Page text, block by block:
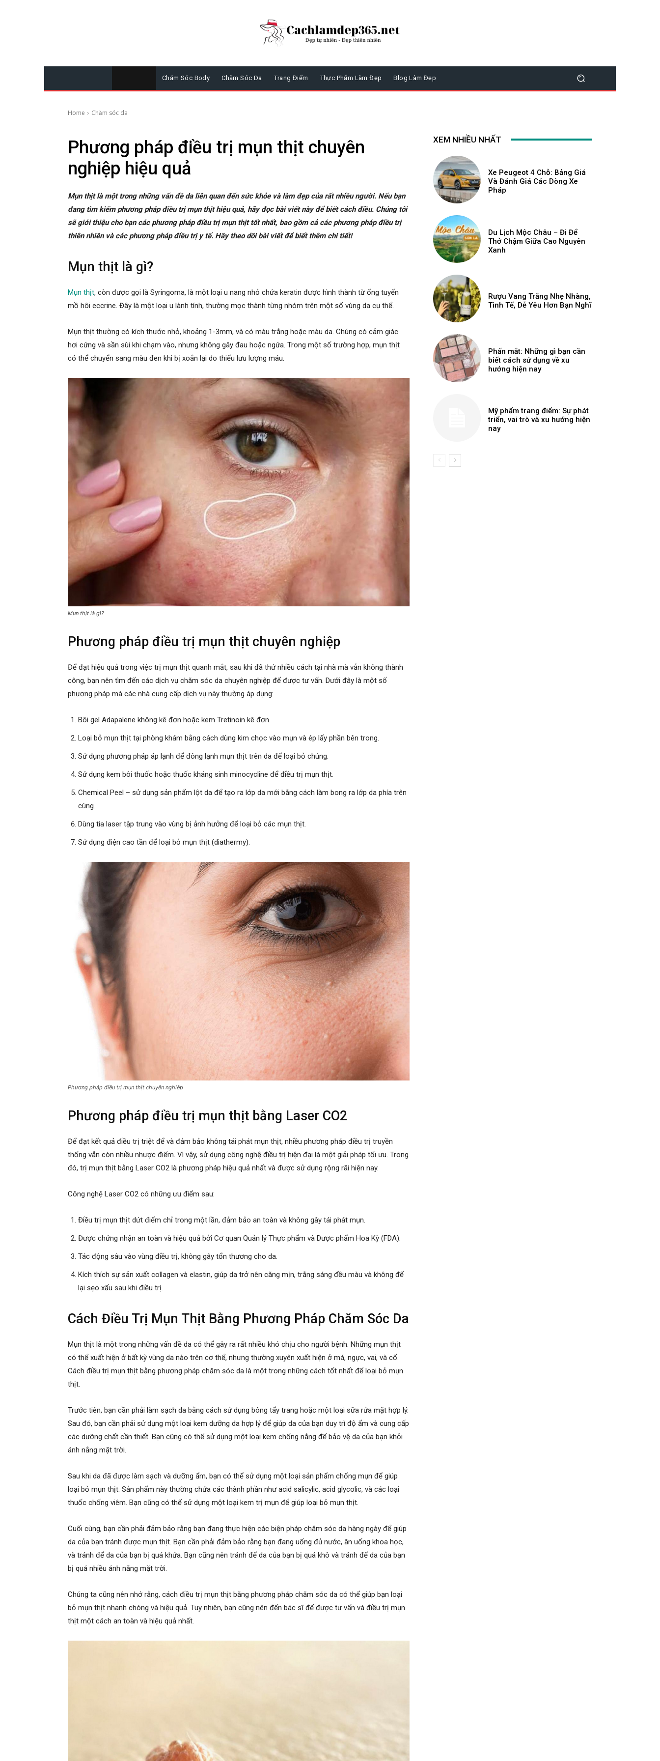
Chăm Sóc Body Chăm Sóc Da Trang Điểm Thực Phẩm Làm Đẹp Blog Làm Đẹp
Home Chăm sóc da
Phương pháp điều trị mụn thịt chuyên
nghiệp hiệu quả
Mụn thịt là một trong những vấn đề da liên quan đến sức khỏe và làm đẹp của rất nhiều người. Nếu bạn
đang tìm kiếm phương pháp điều trị mụn thịt hiệu quả, hãy đọc bài viết này để biết cách điều. Chúng tôi
sẽ giới thiệu cho bạn các phương pháp điều trị mụn thịt tốt nhất, bao gồm cả các phương pháp điều trị
thiên nhiên và các phương pháp điều trị y tế. Hãy theo dõi bài viết để biết thêm chi tiết!
Mụn thịt là gì?
Mụn thịt, còn được gọi là Syringoma, là một loại u nang nhỏ chứa keratin được hình thành từ ống tuyến
mồ hôi eccrine. Đây là một loại u lành tính, thường mọc thành từng nhóm trên một số vùng da cụ thể.
Mụn thịt thường có kích thước nhỏ, khoảng 1-3mm, và có màu trắng hoặc màu da. Chúng có cảm giác
hơi cứng và sần sùi khi chạm vào, nhưng không gây đau hoặc ngứa. Trong một số trường hợp, mụn thịt
có thể chuyển sang màu đen khi bị xoắn lại do thiếu lưu lượng máu.
Mụn thịt là gì?
Phương pháp điều trị mụn thịt chuyên nghiệp
Để đạt hiệu quả trong việc trị mụn thịt quanh mắt, sau khi đã thử nhiều cách tại nhà mà vẫn không thành
công, bạn nên tìm đến các dịch vụ chăm sóc da chuyên nghiệp để được tư vấn. Dưới đây là một số
phương pháp mà các nhà cung cấp dịch vụ này thường áp dụng:
Bôi gel Adapalene không kê đơn hoặc kem Tretinoin kê đơn.
Loại bỏ mụn thịt tại phòng khám bằng cách dùng kim chọc vào mụn và ép lấy phần bên trong.
Sử dụng phương pháp áp lạnh để đông lạnh mụn thịt trên da để loại bỏ chúng.
Sử dụng kem bôi thuốc hoặc thuốc kháng sinh minocycline để điều trị mụn thịt.
Chemical Peel – sử dụng sản phẩm lột da để tạo ra lớp da mới bằng cách làm bong ra lớp da phía trên
cùng.
Dùng tia laser tập trung vào vùng bị ảnh hưởng để loại bỏ các mụn thịt.
Sử dụng điện cao tần để loại bỏ mụn thịt (diathermy).
Phương pháp điều trị mụn thịt chuyên nghiệp
Phương pháp điều trị mụn thịt bằng Laser CO2
Để đạt kết quả điều trị triệt để và đảm bảo không tái phát mụn thịt, nhiều phương pháp điều trị truyền
thống vẫn còn nhiều nhược điểm. Vì vậy, sử dụng công nghệ điều trị hiện đại là một giải pháp tối ưu. Trong
đó, trị mụn thịt bằng Laser CO2 là phương pháp hiệu quả nhất và được sử dụng rộng rãi hiện nay.
Công nghệ Laser CO2 có những ưu điểm sau:
Điều trị mụn thịt dứt điểm chỉ trong một lần, đảm bảo an toàn và không gây tái phát mụn.
Được chứng nhận an toàn và hiệu quả bởi Cơ quan Quản lý Thực phẩm và Dược phẩm Hoa Kỳ (FDA).
Tác động sâu vào vùng điều trị, không gây tổn thương cho da.
Kích thích sự sản xuất collagen và elastin, giúp da trở nên căng mịn, trắng sáng đều màu và không để
lại sẹo xấu sau khi điều trị.
Cách Điều Trị Mụn Thịt Bằng Phương Pháp Chăm Sóc Da
Mụn thịt là một trong những vấn đề da có thể gây ra rất nhiều khó chịu cho người bệnh. Những mụn thịt
có thể xuất hiện ở bất kỳ vùng da nào trên cơ thể, nhưng thường xuyên xuất hiện ở má, ngực, vai, và cổ.
Cách điều trị mụn thịt bằng phương pháp chăm sóc da là một trong những cách tốt nhất để loại bỏ mụn
thịt.
Trước tiên, bạn cần phải làm sạch da bằng cách sử dụng bông tẩy trang hoặc một loại sữa rửa mặt hợp lý.
Sau đó, bạn cần phải sử dụng một loại kem dưỡng da hợp lý để giúp da của bạn duy trì độ ẩm và cung cấp
các dưỡng chất cần thiết. Bạn cũng có thể sử dụng một loại kem chống nắng để bảo vệ da của bạn khỏi
ánh nắng mặt trời.
Sau khi da đã được làm sạch và dưỡng ẩm, bạn có thể sử dụng một loại sản phẩm chống mụn để giúp
loại bỏ mụn thịt. Sản phẩm này thường chứa các thành phần như acid salicylic, acid glycolic, và các loại
thuốc chống viêm. Bạn cũng có thể sử dụng một loại kem trị mụn để giúp loại bỏ mụn thịt.
Cuối cùng, bạn cần phải đảm bảo rằng bạn đang thực hiện các biện pháp chăm sóc da hàng ngày để giúp
da của bạn tránh được mụn thịt. Bạn cần phải đảm bảo rằng bạn đang uống đủ nước, ăn uống khoa học,
và tránh để da của bạn bị quá khứa. Bạn cũng nên tránh để da của bạn bị quá khô và tránh để da của bạn
bị quá nhiều ánh nắng mặt trời.
Chúng ta cũng nên nhớ rằng, cách điều trị mụn thịt bằng phương pháp chăm sóc da có thể giúp bạn loại
bỏ mụn thịt nhanh chóng và hiệu quả. Tuy nhiên, bạn cũng nên đến bác sĩ để được tư vấn và điều trị mụn
thịt một cách an toàn và hiệu quả nhất.
XEM NHIỀU NHẤT
Xe Peugeot 4 Chỗ: Bảng Giá
Và Đánh Giá Các Dòng Xe
Pháp
Du Lịch Mộc Châu – Đi Để
Thở Chậm Giữa Cao Nguyên
Xanh
Rượu Vang Trắng Nhẹ Nhàng,
Tinh Tế, Dễ Yêu Hơn Bạn Nghĩ
Phấn mắt: Những gì bạn cần
biết cách sử dụng về xu
hướng hiện nay
Mỹ phẩm trang điểm: Sự phát
triển, vai trò và xu hướng hiện
nay